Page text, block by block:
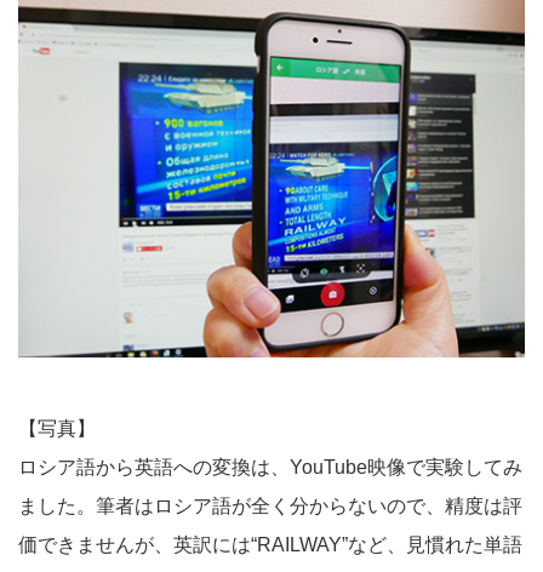
【写真】
ロシア語から英語への変換は、YouTube映像で実験してみ
ました。筆者はロシア語が全く分からないので、精度は評
価できませんが、英訳には“RAILWAY”など、見慣れた単語